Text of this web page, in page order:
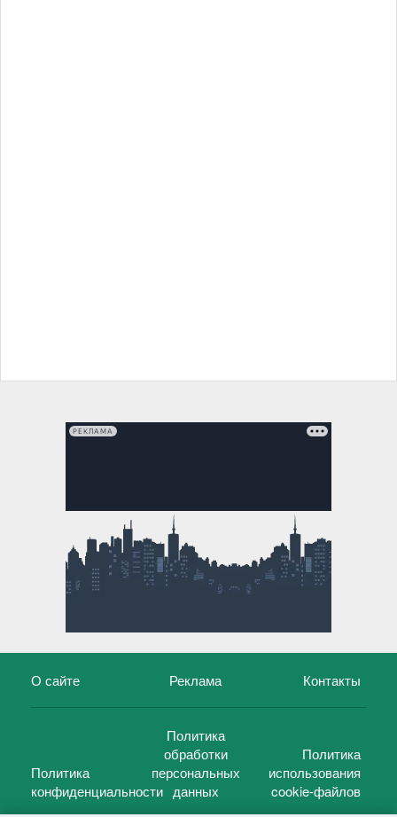
РЕКЛАМА
О сайте Реклама Контакты
Политика
конфиденциальности
Политика
обработки
персональных
данных
Политика
использования
cookie-файлов